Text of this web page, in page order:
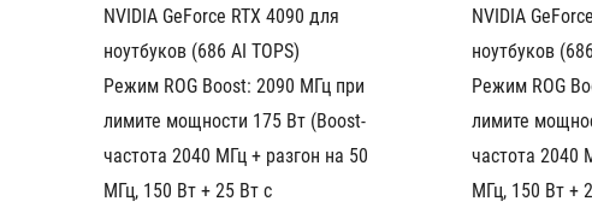
NVIDIA GeForce RTX 4090 для
ноутбуков (686 AI TOPS)
Режим ROG Boost: 2090 МГц при
лимите мощности 175 Вт (Boost-
частота 2040 МГц + разгон на 50
МГц, 150 Вт + 25 Вт с
NVIDIA
ноутбуков
Режим ROG
лимите
частота 2040
МГц, 150 Вт +